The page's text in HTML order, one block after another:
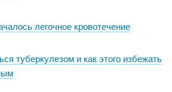
легочное кровотечение
туберкулезом и как этого избежать